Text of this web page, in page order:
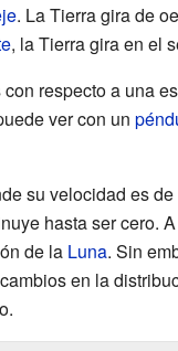
. La Tierra gira de
, la Tierra gira en el
respecto a una
ver con un
su velocidad es
hasta ser cero.
de la Luna. Sin
en la